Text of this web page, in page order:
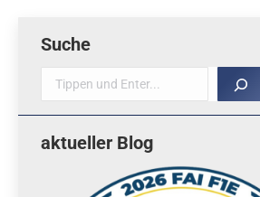
Suche
Suche
aktueller Blog